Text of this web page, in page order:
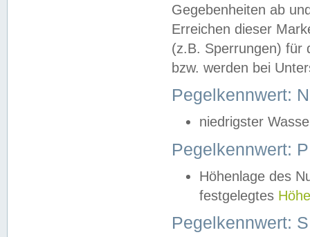
Gegebenheiten ab
Erreichen dieser
(z.B. Sperrungen) für
bzw. werden bei
Pegelkennwert:
niedrigster
Pegelkennwert:
Höhenlage des
festgelegtes
Pegelkennwert: